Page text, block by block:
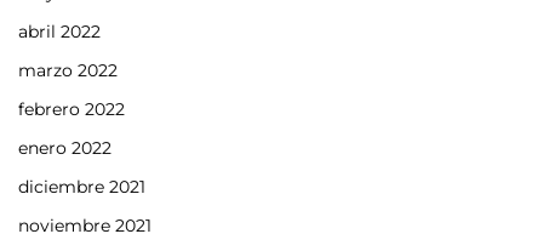
abril 2022
marzo 2022
febrero 2022
enero 2022
diciembre 2021
noviembre 2021